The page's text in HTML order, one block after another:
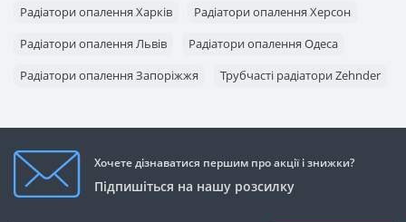
Радіатори опалення Харків
Радіатори опалення Херсон
Радіатори опалення Львів
Радіатори опалення Одеса
Радіатори опалення Запоріжжя
Трубчасті радіатори Zehnder
Хочете дізнаватися першим про акції і знижки?
Підпишіться на нашу розсилку